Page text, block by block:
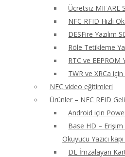
Ücretsiz MIFARE
NFC RFID Hızlı
DESFire Yazılım
Röle Tetikleme
RTC ve EEPROM
TWR ve XRCa için
NFC video eğitimleri
Ürünler – NFC RFID
Android için
Base HD –
Okuyucu Yazıcı
DL İmzalayan